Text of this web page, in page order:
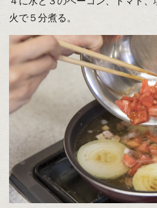
火で５分煮る。